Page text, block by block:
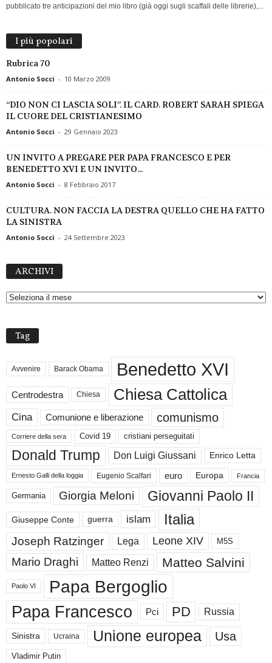
pubblicato tre anticipazioni del mio libro (già oggi sugli scaffali delle librerie),...
I più popolari
Rubrica 70
Antonio Socci - 10 Marzo 2009
“DIO NON CI LASCIA SOLI”. IL CARD. ROBERT SARAH SPIEGA
IL CUORE DEL CRISTIANESIMO
Antonio Socci - 29 Gennaio 2023
UN INVITO A PREGARE PER PAPA FRANCESCO E PER
BENEDETTO XVI E UN INVITO...
Antonio Socci - 8 Febbraio 2017
CULTURA. NON FACCIA LA DESTRA QUELLO CHE HA FATTO
LA SINISTRA
Antonio Socci - 24 Settembre 2023
ARCHIVI
H
Tag
Avvenire Barack Obama Benedetto XVI
Centrodestra Chiesa Chiesa Cattolica
Cina Comunione e liberazione comunismo
Corriere della sera Covid 19 cristiani perseguitati
Donald Trump Don Luigi Giussani Enrico Letta
Ernesto Galli della loggia Eugenio Scalfari euro Europa Francia
Germania Giorgia Meloni Giovanni Paolo II
Giuseppe Conte guerra islam Italia
Joseph Ratzinger Lega Leone XIV M5S
Mario Draghi Matteo Renzi Matteo Salvini
Paolo VI Papa Bergoglio
Papa Francesco Pci PD Russia
Sinistra Ucraina Unione europea Usa
Vladimir Putin